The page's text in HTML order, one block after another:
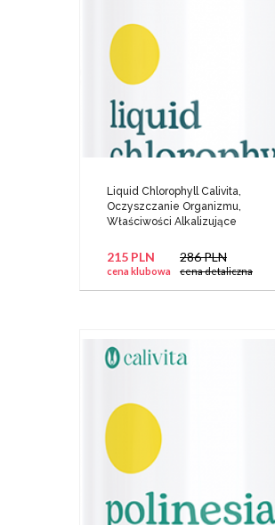
Liquid Chlorophyll Calivita,
Oczyszczanie Organizmu,
Właściwości Alkalizujące
215 PLN
cena klubowa
286 PLN
cena detaliczna